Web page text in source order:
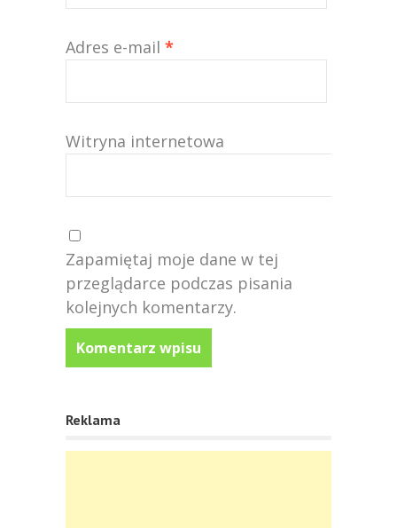
Adres e-mail *
Witryna internetowa
Zapamiętaj moje dane w tej
przeglądarce podczas pisania
kolejnych komentarzy.
Reklama